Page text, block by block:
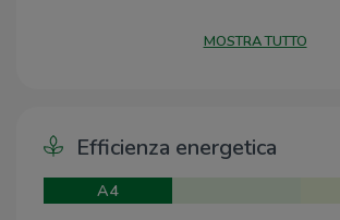
Linee essenziali, volumi armonici e
offrire ambienti funzionali e di grande
Gli edifici sono realizzati secondo i più
MOSTRA TUTTO
Efficienza energetica
A4